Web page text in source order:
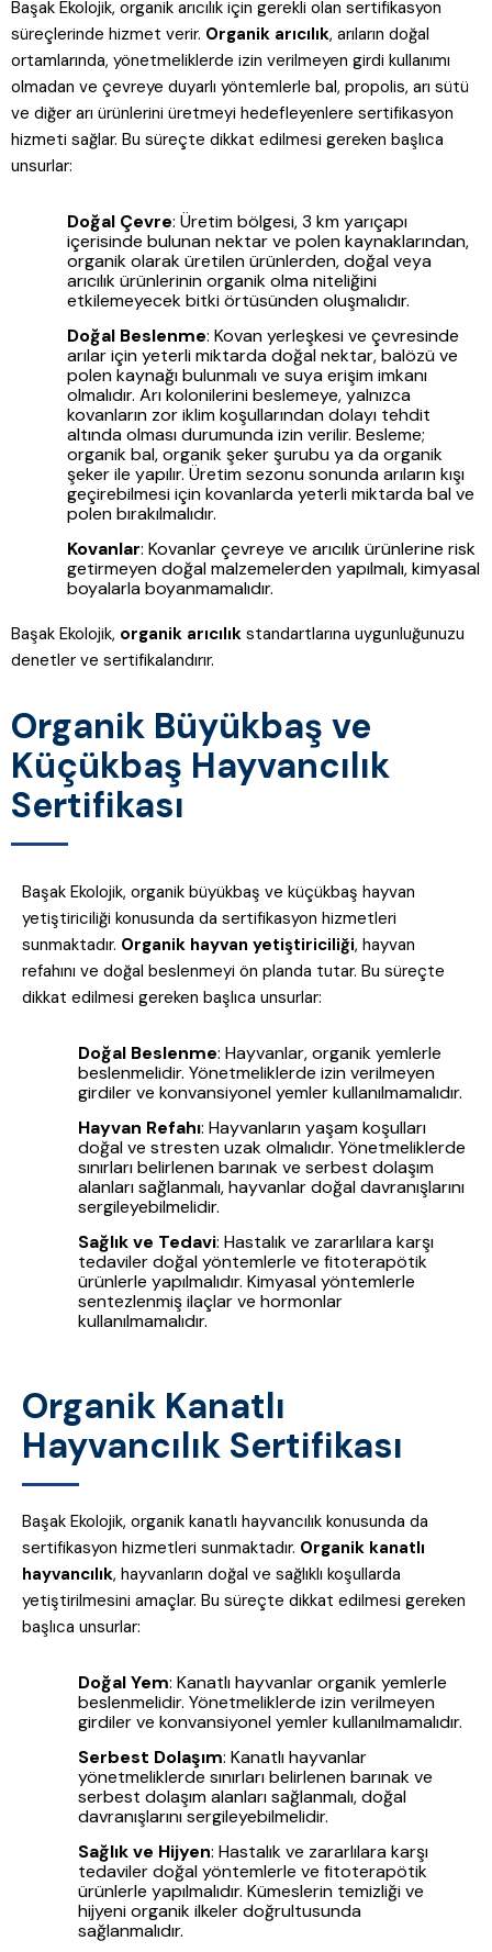
Başak Ekolojik, organik arıcılık için gerekli olan sertifikasyon
süreçlerinde hizmet verir. Organik arıcılık, arıların doğal
ortamlarında, yönetmeliklerde izin verilmeyen girdi kullanımı
olmadan ve çevreye duyarlı yöntemlerle bal, propolis, arı sütü
ve diğer arı ürünlerini üretmeyi hedefleyenlere sertifikasyon
hizmeti sağlar. Bu süreçte dikkat edilmesi gereken başlıca
unsurlar:
Doğal Çevre: Üretim bölgesi, 3 km yarıçapı
içerisinde bulunan nektar ve polen kaynaklarından,
organik olarak üretilen ürünlerden, doğal veya
arıcılık ürünlerinin organik olma niteliğini
etkilemeyecek bitki örtüsünden oluşmalıdır.
Doğal Beslenme: Kovan yerleşkesi ve çevresinde
arılar için yeterli miktarda doğal nektar, balözü ve
polen kaynağı bulunmalı ve suya erişim imkanı
olmalıdır. Arı kolonilerini beslemeye, yalnızca
kovanların zor iklim koşullarından dolayı tehdit
altında olması durumunda izin verilir. Besleme;
organik bal, organik şeker şurubu ya da organik
şeker ile yapılır. Üretim sezonu sonunda arıların kışı
geçirebilmesi için kovanlarda yeterli miktarda bal ve
polen bırakılmalıdır.
Kovanlar: Kovanlar çevreye ve arıcılık ürünlerine risk
getirmeyen doğal malzemelerden yapılmalı, kimyasal
boyalarla boyanmamalıdır.
Başak Ekolojik, organik arıcılık standartlarına uygunluğunuzu
denetler ve sertifikalandırır.
Organik Büyükbaş ve
Küçükbaş Hayvancılık
Sertifikası
Başak Ekolojik, organik büyükbaş ve küçükbaş hayvan
yetiştiriciliği konusunda da sertifikasyon hizmetleri
sunmaktadır. Organik hayvan yetiştiriciliği, hayvan
refahını ve doğal beslenmeyi ön planda tutar. Bu süreçte
dikkat edilmesi gereken başlıca unsurlar:
Doğal Beslenme: Hayvanlar, organik yemlerle
beslenmelidir. Yönetmeliklerde izin verilmeyen
girdiler ve konvansiyonel yemler kullanılmamalıdır.
Hayvan Refahı: Hayvanların yaşam koşulları
doğal ve stresten uzak olmalıdır. Yönetmeliklerde
sınırları belirlenen barınak ve serbest dolaşım
alanları sağlanmalı, hayvanlar doğal davranışlarını
sergileyebilmelidir.
Sağlık ve Tedavi: Hastalık ve zararlılara karşı
tedaviler doğal yöntemlerle ve fitoterapötik
ürünlerle yapılmalıdır. Kimyasal yöntemlerle
sentezlenmiş ilaçlar ve hormonlar
kullanılmamalıdır.
Organik Kanatlı
Hayvancılık Sertifikası
Başak Ekolojik, organik kanatlı hayvancılık konusunda da
sertifikasyon hizmetleri sunmaktadır. Organik kanatlı
hayvancılık, hayvanların doğal ve sağlıklı koşullarda
yetiştirilmesini amaçlar. Bu süreçte dikkat edilmesi gereken
başlıca unsurlar:
Doğal Yem: Kanatlı hayvanlar organik yemlerle
beslenmelidir. Yönetmeliklerde izin verilmeyen
girdiler ve konvansiyonel yemler kullanılmamalıdır.
Serbest Dolaşım: Kanatlı hayvanlar
yönetmeliklerde sınırları belirlenen barınak ve
serbest dolaşım alanları sağlanmalı, doğal
davranışlarını sergileyebilmelidir.
Sağlık ve Hijyen: Hastalık ve zararlılara karşı
tedaviler doğal yöntemlerle ve fitoterapötik
ürünlerle yapılmalıdır. Kümeslerin temizliği ve
hijyeni organik ilkeler doğrultusunda
sağlanmalıdır.